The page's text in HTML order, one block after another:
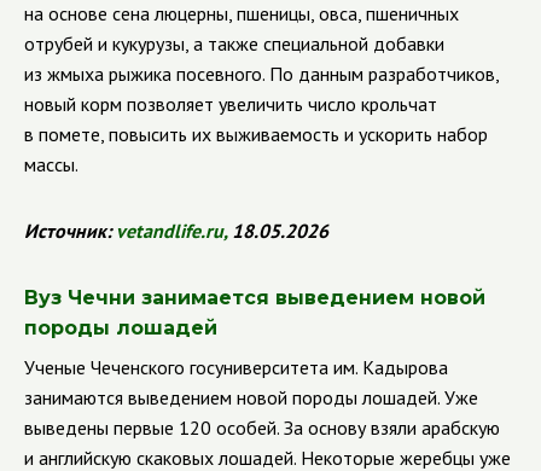
на основе сена люцерны, пшеницы, овса, пшеничных
отрубей и кукурузы, а также специальной добавки
из жмыха рыжика посевного. По данным разработчиков,
новый корм позволяет увеличить число крольчат
в помете, повысить их выживаемость и ускорить набор
массы.
Источник: vetandlife.ru,18.05.2026
Вуз Чечни занимается выведением новой
породы лошадей
Ученые Чеченского госуниверситета им. Кадырова
занимаются выведением новой породы лошадей. Уже
выведены первые 120 особей. За основу взяли арабскую
и английскую скаковых лошадей. Некоторые жеребцы уже